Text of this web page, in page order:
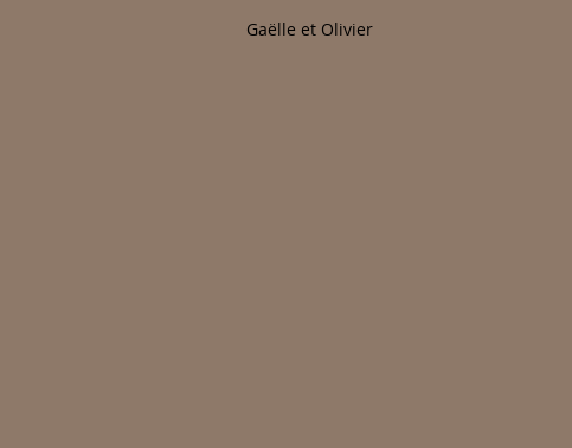
Gaëlle et Olivier